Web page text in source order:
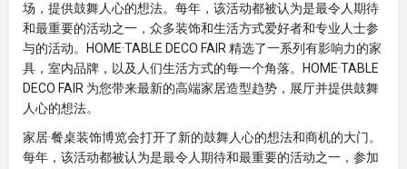
场，提供鼓舞人心的想法。每年，该活动都被认为是最令人期待
和最重要的活动之一，众多装饰和生活方式爱好者和专业人士参
与的活动。HOME·TABLE DECO FAIR 精选了一系列有影响力的家
具，室内品牌，以及人们生活方式的每一个角落。HOME·TABLE
DECO FAIR 为您带来最新的高端家居造型趋势，展厅并提供鼓舞
人心的想法。
家居·餐桌装饰博览会打开了新的鼓舞人心的想法和商机的大门。
每年，该活动都被认为是最令人期待和最重要的活动之一，参加